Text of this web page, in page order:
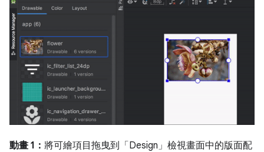
動畫 1： 將可繪項目拖曳到「Design」 檢視畫面中的版面配